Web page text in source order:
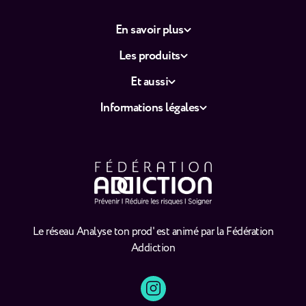
Le réseau Analyse ton prod' est animé par la Fédération
Addiction
En savoir plus
Les produits
Et aussi
Informations légales